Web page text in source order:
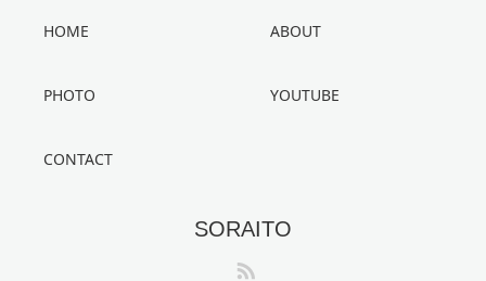
HOME ABOUT
PHOTO YOUTUBE
CONTACT
SORAITO